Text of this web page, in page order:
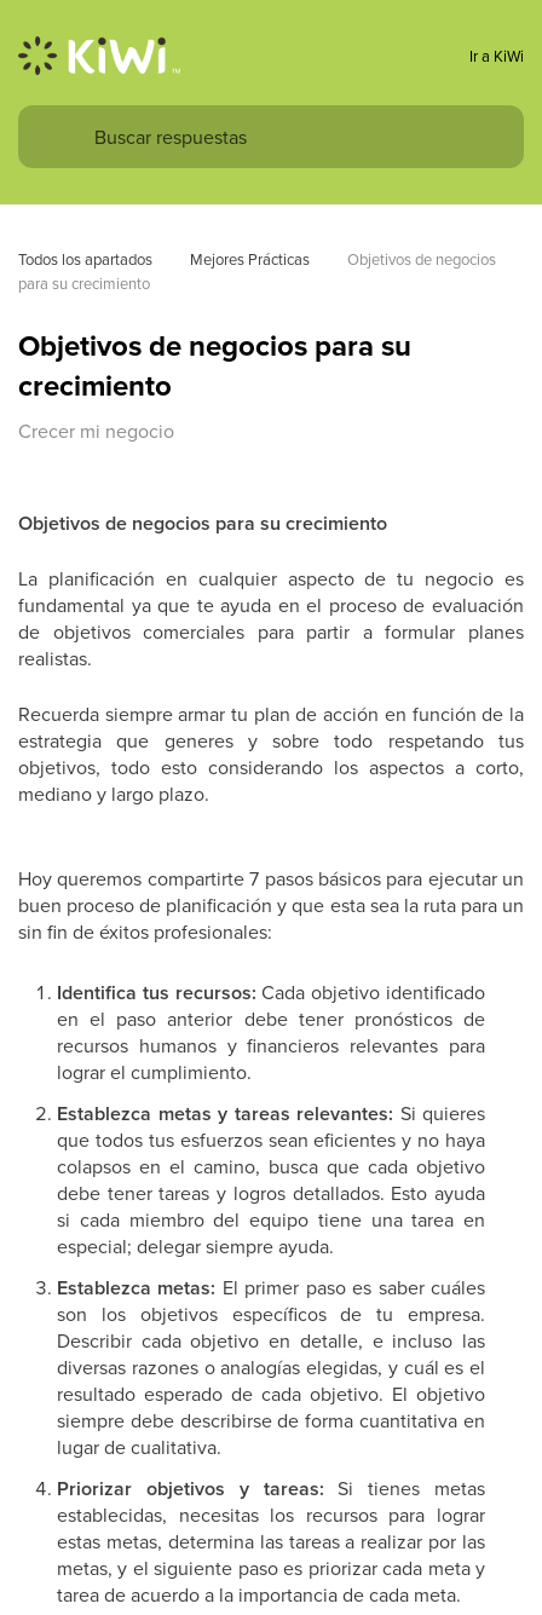
Ir a KiWi
Todos los apartados Mejores Prácticas
Objetivos de negocios
para su crecimiento
Objetivos de negocios para su
crecimiento
Crecer mi negocio
Objetivos de negocios para su crecimiento
La planificación en cualquier aspecto de tu negocio es
fundamental ya que te ayuda en el proceso de evaluación
de objetivos comerciales para partir a formular planes
realistas.
Recuerda siempre armar tu plan de acción en función de la
estrategia que generes y sobre todo respetando tus
objetivos, todo esto considerando los aspectos a corto,
mediano y largo plazo.
Hoy queremos compartirte 7 pasos básicos para ejecutar un
buen proceso de planificación y que esta sea la ruta para un
sin fin de éxitos profesionales:
Identifica tus recursos: Cada objetivo identificado
en el paso anterior debe tener pronósticos de
recursos humanos y financieros relevantes para
lograr el cumplimiento.
Establezca metas y tareas relevantes: Si quieres
que todos tus esfuerzos sean eficientes y no haya
colapsos en el camino, busca que cada objetivo
debe tener tareas y logros detallados. Esto ayuda
si cada miembro del equipo tiene una tarea en
especial; delegar siempre ayuda.
Establezca metas: El primer paso es saber cuáles
son los objetivos específicos de tu empresa.
Describir cada objetivo en detalle, e incluso las
diversas razones o analogías elegidas, y cuál es el
resultado esperado de cada objetivo. El objetivo
siempre debe describirse de forma cuantitativa en
lugar de cualitativa.
Priorizar objetivos y tareas: Si tienes metas
establecidas, necesitas los recursos para lograr
estas metas, determina las tareas a realizar por las
metas, y el siguiente paso es priorizar cada meta y
tarea de acuerdo a la importancia de cada meta.